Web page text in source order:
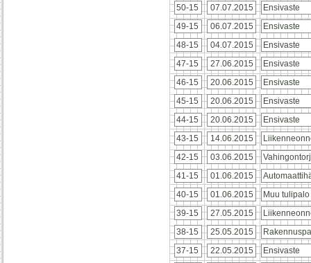
50-15
07.07.2015
Ensivaste
49-15
06.07.2015
Ensivaste
48-15
04.07.2015
Ensivaste
47-15
27.06.2015
Ensivaste
46-15
20.06.2015
Ensivaste
45-15
20.06.2015
Ensivaste
44-15
20.06.2015
Ensivaste
43-15
14.06.2015
42-15
03.06.2015
41-15
01.06.2015
40-15
01.06.2015
Muu tulipalo
39-15
27.05.2015
38-15
25.05.2015
37-15
22.05.2015
Ensivaste